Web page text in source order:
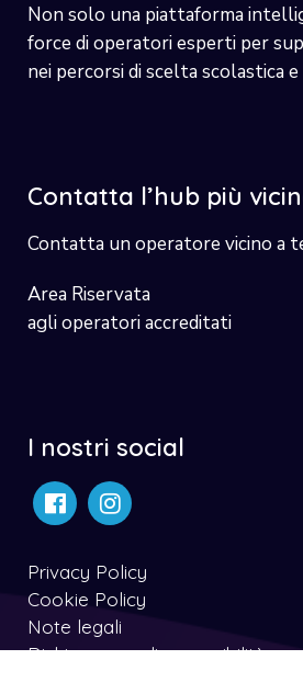
Non solo una piattaforma
force di operatori esperti per
nei percorsi di scelta scolastica
Contatta l’hub più
Contatta un operatore vicino a
Area Riservata
agli operatori accreditati
I nostri social
Privacy Policy
Cookie Policy
Note legali
Dichiarazone di accessibilità